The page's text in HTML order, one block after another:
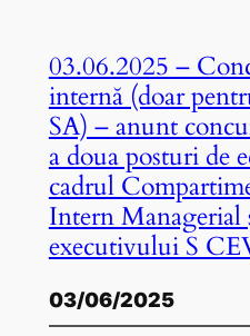
03.06.2025 –
internă (doar
SA) – anunt
a doua posturi de
cadrul
Intern Managerial
executivului S
03/06/2025